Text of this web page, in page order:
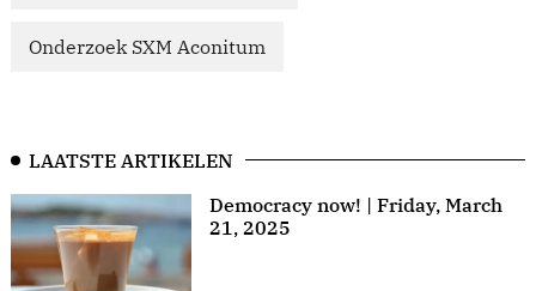
Onderzoek SXM Aconitum
LAATSTE ARTIKELEN
Democracy now! | Friday, March
21, 2025